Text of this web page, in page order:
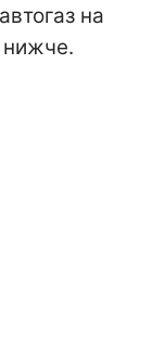
на
нижче.